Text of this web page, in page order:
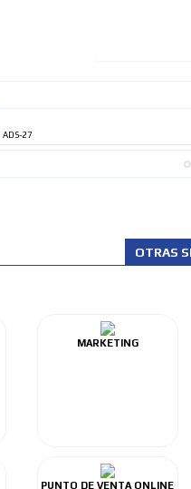
ADS-27
OTRAS
MARKETING
PUNTO DE VENTA ONLINE